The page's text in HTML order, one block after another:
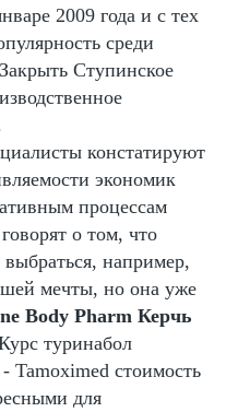
2009 года и с тех
среди
Ступинское
констатируют
экономик
процессам
о том, что
например,
мечты, но она уже
Body Pharm Керчь
туринабол
стоимость
для